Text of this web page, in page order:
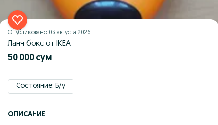
Опубликовано 03 августа 2026 г.
Ланч бокс от IKEA
50 000 сум
Состояние: Б/у
ОПИСАНИЕ